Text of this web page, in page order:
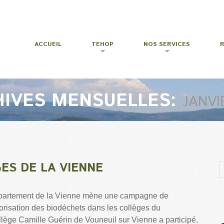
ACCUEIL TEHOP NOS SERVICES
MENSUELLES:
DE LA VIENNE
de la Vienne mène une campagne de
des biodéchets dans les collèges du
Camille Guérin de Vouneuil sur Vienne a participé,